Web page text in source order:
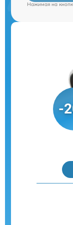
Нажимая на
-